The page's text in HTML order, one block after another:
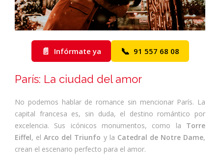
📄 Infórmate ya 📞 91 557 68 08
París: La ciudad del amor
No podemos hablar de romance sin mencionar París. La
capital francesa es, sin duda, el destino romántico por
excelencia. Sus icónicos monumentos, como la Torre
Eiffel, elArco del Triunfo y la Catedral de Notre Dame,
crean el escenario perfecto para el amor.